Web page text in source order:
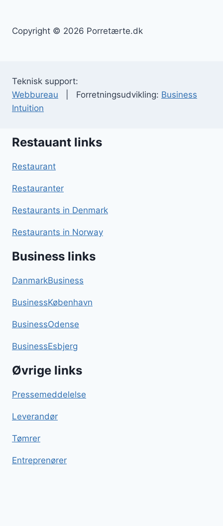
Copyright © 2026 Porretærte.dk
Teknisk support:
Webbureau | Forretningsudvikling: Business
Intuition
Restauant links
Restaurant
Restauranter
Restaurants in Denmark
Restaurants in Norway
Business links
DanmarkBusiness
BusinessKøbenhavn
BusinessOdense
BusinessEsbjerg
Øvrige links
Pressemeddelelse
Leverandør
Tømrer
Entreprenører